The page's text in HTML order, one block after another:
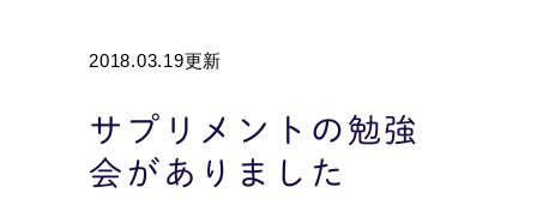
2018.03.19更新
サプリメントの勉強
会がありました